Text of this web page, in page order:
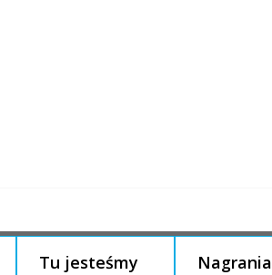
Tu jesteśmy Nagrania